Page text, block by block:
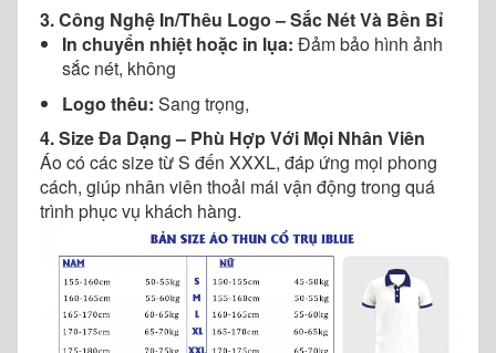
3. Công Nghệ In/Thêu Logo – Sắc Nét Và Bền Bỉ
In chuyển nhiệt hoặc in lụa: Đảm bảo hình ảnh
sắc nét, không
Logo thêu: Sang trọng,
4. Size Đa Dạng – Phù Hợp Với Mọi Nhân Viên
Áo có các size từ S đến XXXL, đáp ứng mọi phong
cách, giúp nhân viên thoải mái vận động trong quá
trình phục vụ khách hàng.